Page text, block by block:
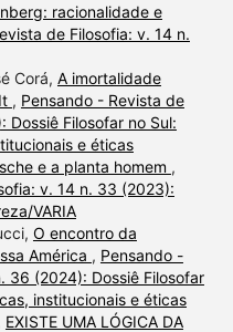
racionalidade e
de Filosofia: v. 14 n.
Corá, A imortalidade
, Pensando - Revista de
Dossiê Filosofar no Sul:
e éticas
e a planta homem ,
v. 14 n. 33 (2023):
VARIA
O encontro da
América , Pensando -
36 (2024): Dossiê Filosofar
institucionais e éticas
EXISTE UMA LÓGICA DA